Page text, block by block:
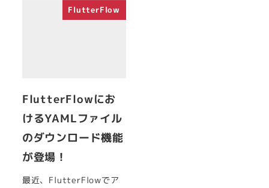
FlutterFlow
FlutterFlowにお
けるYAMLファイル
のダウンロード機能
が登場！
最近、FlutterFlowでア